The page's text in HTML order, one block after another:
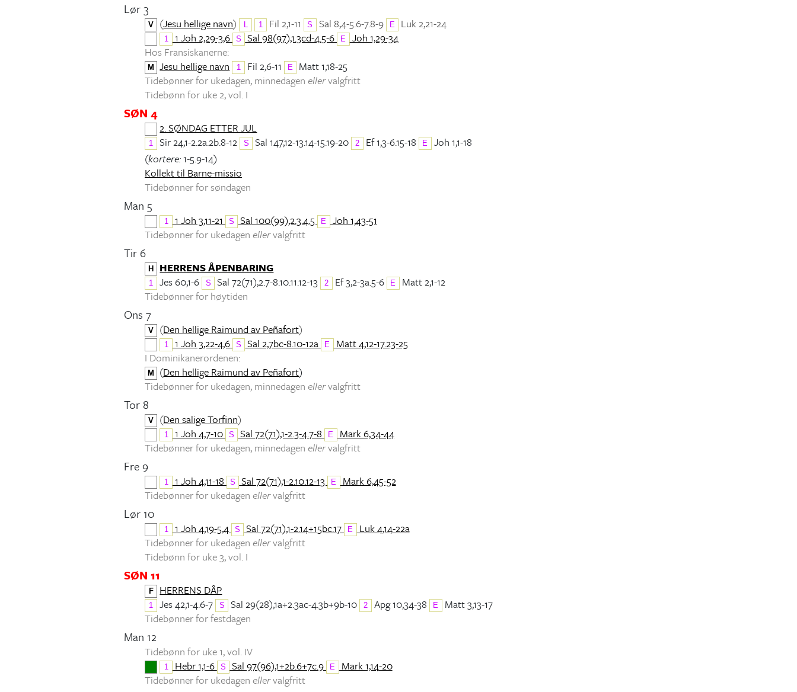
Lør 3
V (Jesu hellige navn) L 1 Fil 2,1-11 S Sal 8,4-5.6-7.8-9 E Luk 2,21-24
1 1 Joh 2,29-3,6 S Sal 98(97),1.3cd-4.5-6 E
Joh 1,29-34
Hos Fransiskanerne:
M Jesu hellige navn 1 Fil 2,6-11 E
Matt 1,18-25
Tidebønner for ukedagen, minnedagen ellervalgfritt
Tidebønn for uke 2, vol. I
SØN 4
2. SØNDAG ETTER JUL
1 Sir 24,1-2.2a.2b.8-12 S Sal 147,12-13.14-15.19-20 2 Ef 1,3-6.15-18 E
Joh 1,1-18
(kortere:1-5.9-14)
Kollekt til Barne-missio
Tidebønner for søndagen
Man 5
1 1 Joh 3,11-21 S Sal 100(99),2.3.4.5 E
Joh 1,43-51
Tidebønner for ukedagen ellervalgfritt
Tir 6
H HERRENS ÅPENBARING
1 Jes 60,1-6 S Sal 72(71),2.7-8.10.11.12-13 2 Ef 3,2-3a.5-6 E
Matt 2,1-12
Tidebønner for høytiden
Ons 7
V (Den hellige Raimund av Peñafort)
1 1 Joh 3,22-4,6 S Sal 2,7bc-8.10-12a E
Matt 4,12-17.23-25
I Dominikanerordenen:
M (Den hellige Raimund av Peñafort)
Tidebønner for ukedagen, minnedagen ellervalgfritt
Tor 8
V (Den salige Torfinn)
1 1 Joh 4,7-10 S Sal 72(71),1-2.3-4.7-8 E
Mark 6,34-44
Tidebønner for ukedagen, minnedagen ellervalgfritt
Fre 9
1 1 Joh 4,11-18 S Sal 72(71),1-2.10.12-13 E
Mark 6,45-52
Tidebønner for ukedagen ellervalgfritt
Lør 10
1 1 Joh 4,19-5,4 S Sal 72(71),1-2.14+15bc.17 E
Luk 4,14-22a
Tidebønner for ukedagen ellervalgfritt
Tidebønn for uke 3, vol. I
SØN 11
F HERRENS DÅP
1 Jes 42,1-4.6-7 S Sal 29(28),1a+2.3ac-4.3b+9b-10 2 Apg 10,34-38 E
Matt 3,13-17
Tidebønner for festdagen
Man 12
Tidebønn for uke 1, vol. IV
1 Hebr 1,1-6 S Sal 97(96),1+2b.6+7c.9 E
Mark 1,14-20
Tidebønner for ukedagen ellervalgfritt